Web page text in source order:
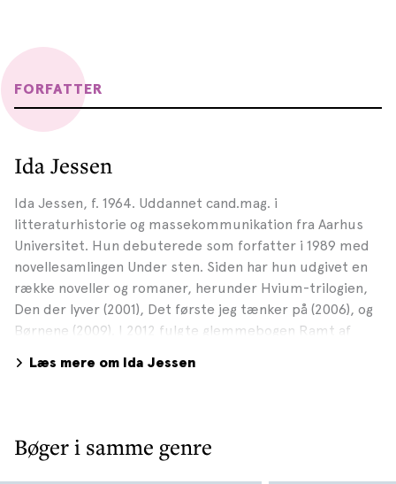
FORFATTER
Ida Jessen
Ida Jessen, f. 1964. Uddannet cand.mag. i
litteraturhistorie og massekommunikation fra Aarhus
Universitet. Hun debuterede som forfatter i 1989 med
novellesamlingen Under sten. Siden har hun udgivet en
række noveller og romaner, herunder Hvium-trilogien,
Den der lyver (2001), Det første jeg tænker på (2006), og
Børnene (2009). I 2012 fulgte glemmebogen Ramt af
med distriktslægen Bagge. Efter 23 års barnløst
ægteskab er lægen død, og fru Bagge må nu forsøge at
skabe sig et nyt selvstændigt liv. I januar 2017 udkom
Læs mere om Ida Jessen
Bøger i samme genre